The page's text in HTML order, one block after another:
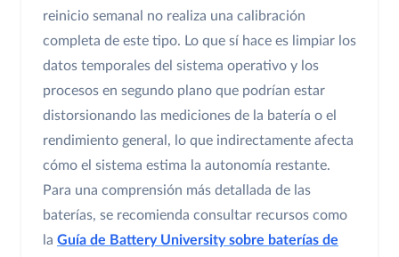
reinicio semanal no realiza una calibración
completa de este tipo. Lo que sí hace es limpiar los
datos temporales del sistema operativo y los
procesos en segundo plano que podrían estar
distorsionando las mediciones de la batería o el
rendimiento general, lo que indirectamente afecta
cómo el sistema estima la autonomía restante.
Para una comprensión más detallada de las
baterías, se recomienda consultar recursos como
la Guía de Battery University sobre baterías de